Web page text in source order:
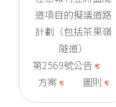
道項目的擬議道路
計劃（包括茶果嶺
隧道）
第2569號公告
方案 圖則